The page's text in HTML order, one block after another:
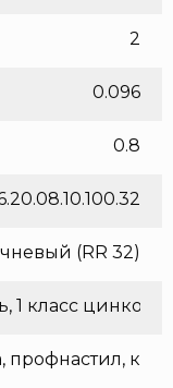
2
0.096
0.8
(RR 32)